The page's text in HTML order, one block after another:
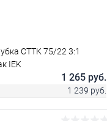
СТТК 75/22 3:1
IEK
1 265 руб.
1 239 руб.